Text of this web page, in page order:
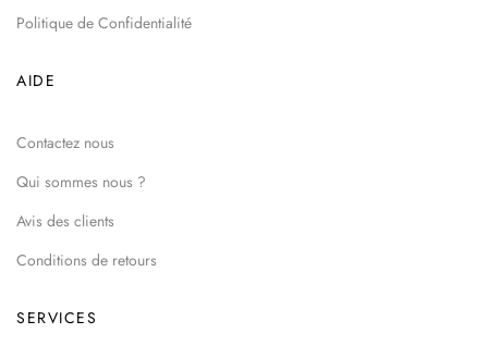
Politique de Confidentialité
AIDE
Contactez nous
Qui sommes nous ?
Avis des clients
Conditions de retours
SERVICES